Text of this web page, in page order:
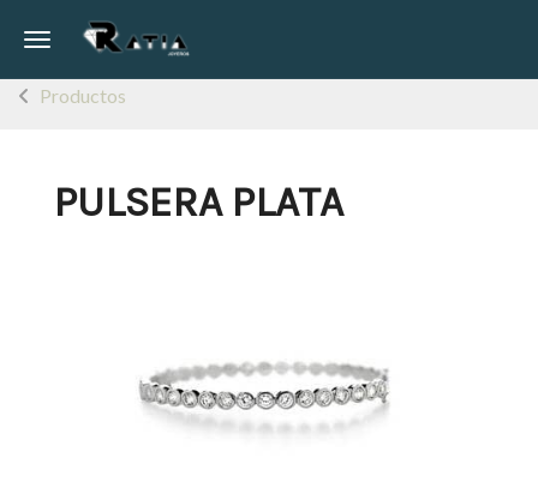
Toggle navigation
Productos
PULSERA PLATA